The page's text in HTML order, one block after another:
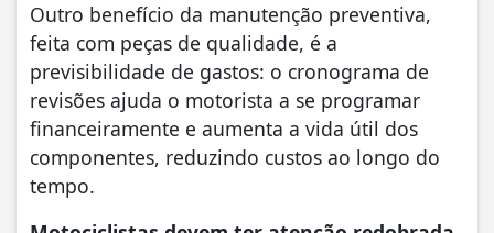
Outro benefício da manutenção preventiva,
feita com peças de qualidade, é a
previsibilidade de gastos: o cronograma de
revisões ajuda o motorista a se programar
financeiramente e aumenta a vida útil dos
componentes, reduzindo custos ao longo do
tempo.